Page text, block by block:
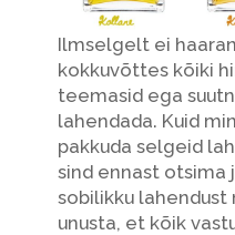
Ilmselgelt ei
kokkuvõttes kõiki
teemasid ega
lahendada. Kuid
pakkuda selgeid
sind ennast otsima
sobilikku lahendust
unusta, et kõik